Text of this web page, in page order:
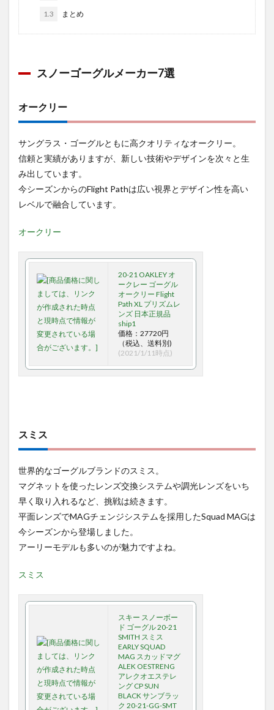
1.3 まとめ
スノーゴーグルメーカー7選
オークリー
サングラス・ゴーグルともに高クオリティなオークリー。
信頼と実績がありますが、新しい技術やデザインを次々と生
み出しています。
今シーズンからのFlight Pathは広い視界とデザイン性を高い
レベルで融合しています。
オークリー
20-21 OAKLEY オ
ークレー ゴーグル
オークリー Flight
Path XL プリズムレ
ンズ 日本正規品
ship1
価格：27720円
（税込、送料別)
(2021/1/11時点)
スミス
世界的なゴーグルブランドのスミス。
マグネットを使ったレンズ交換システムや調光レンズをいち
早く取り入れるなど、挑戦は続きます。
平面レンズでMAGチェンジシステムを採用したSquad MAGは
今シーズンから登場しました。
アーリーモデルも多いのが魅力ですよね。
スミス
スキー スノーボー
ド ゴーグル 20-21
SMITH スミス
EARLY SQUAD
MAG スカッドマグ
ALEK OESTRENG
アレクオエステレ
ング CP SUN
BLACK サンブラッ
ク 20-21-GG-SMT